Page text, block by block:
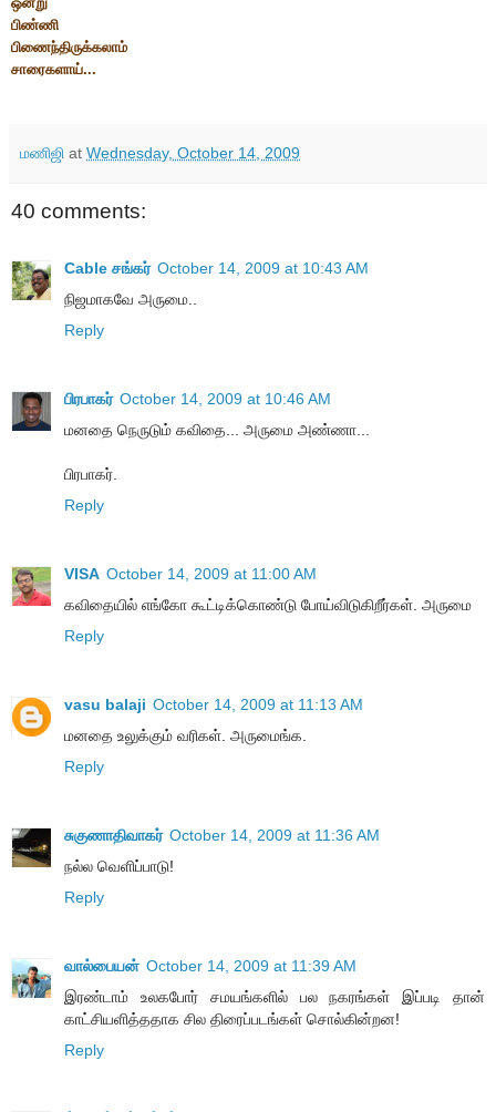
பிண்ணி
பிணைந்திருக்கலாம்
சாரைகளாய்...
மணிஜி at Wednesday, October 14, 2009
40 comments:
Cable சங்கர் October 14, 2009 at 10:43 AM
நிஜமாகவே அருமை..
Reply
பிரபாகர் October 14, 2009 at 10:46 AM
மனதை நெருடும் கவிதை... அருமை அண்ணா...
பிரபாகர்.
Reply
VISA October 14, 2009 at 11:00 AM
கவிதையில் எங்கோ கூட்டிக்கொண்டு போய்விடுகிறீர்கள். அருமை
Reply
vasu balaji October 14, 2009 at 11:13 AM
மனதை உலுக்கும் வரிகள். அருமைங்க.
Reply
சுகுணாதிவாகர் October 14, 2009 at 11:36 AM
நல்ல வெளிப்பாடு!
Reply
வால்பையன் October 14, 2009 at 11:39 AM
இரண்டாம் உலகபோர் சமயங்களில் பல நகரங்கள் இப்படி தான்
காட்சியளித்ததாக சில திரைப்படங்கள் சொல்கின்றன!
Reply